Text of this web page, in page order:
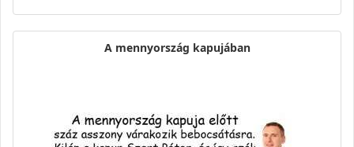
A mennyország kapujában